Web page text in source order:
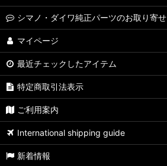
シマノ・ダイワ純正パーツのお取り寄せ
マイページ
最近チェックしたアイテム
特定商取引法表示
ご利用案内
International shipping guide
新着情報